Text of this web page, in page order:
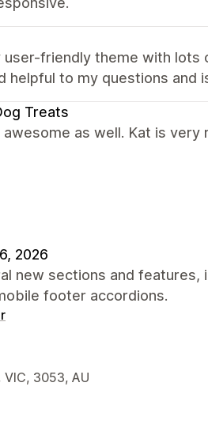
user-friendly theme with
helpful to my questions
Treats
as well. Kat is
2026
new sections and
footer accordions.
VIC, 3053, AU